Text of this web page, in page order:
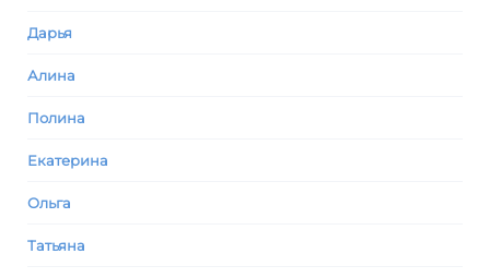
Дарья
Алина
Полина
Екатерина
Ольга
Татьяна